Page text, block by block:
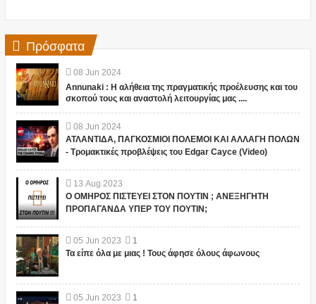
Πρόσφατα
08 Jun 2024
Annunaki : Η αλήθεια της πραγματικής προέλευσης και του
σκοπού τους και αναστολή λειτουργίας μας ....
08 Jun 2024
ΑΤΛΑΝΤΙΔΑ, ΠΑΓΚΟΣΜΙΟΙ ΠΟΛΕΜΟΙ ΚΑΙ ΑΛΛΑΓΗ ΠΟΛΩΝ
- Τρομακτικές προβλέψεις του Edgar Cayce (Video)
13 Aug 2023
Ο ΟΜΗΡΟΣ ΠΙΣΤΕΥΕΙ ΣΤΟΝ ΠΟΥΤΙΝ ; ΑΝΕΞΗΓΗΤΗ
ΠΡΟΠΑΓΑΝΔΑ ΥΠΕΡ ΤΟΥ ΠΟΥΤΙΝ;
05 Jun 2023
1
Τα είπε όλα με μιας ! Τους άφησε όλους άφωνους
05 Jun 2023
1